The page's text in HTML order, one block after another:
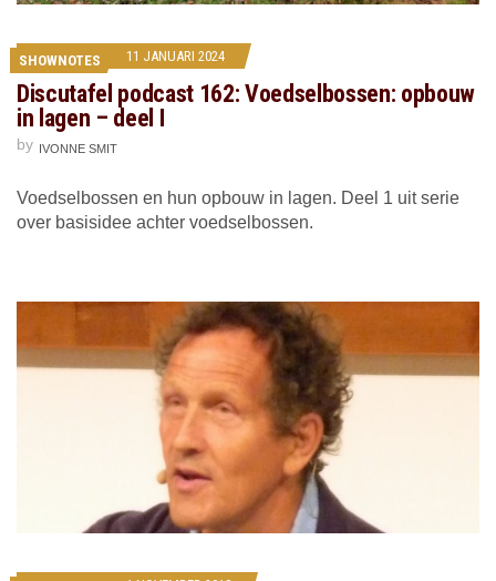
SHOWNOTES 11 JANUARI 2024
Discutafel podcast 162: Voedselbossen: opbouw
in lagen – deel I
by IVONNE SMIT
Voedselbossen en hun opbouw in lagen. Deel 1 uit serie
over basisidee achter voedselbossen.